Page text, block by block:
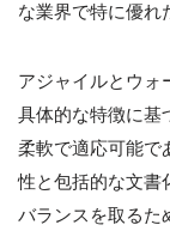
な業界で特に優れ
アジャイルとウォ
具体的な特徴に基
柔軟で適応可能で
性と包括的な文書
バランスを取るた